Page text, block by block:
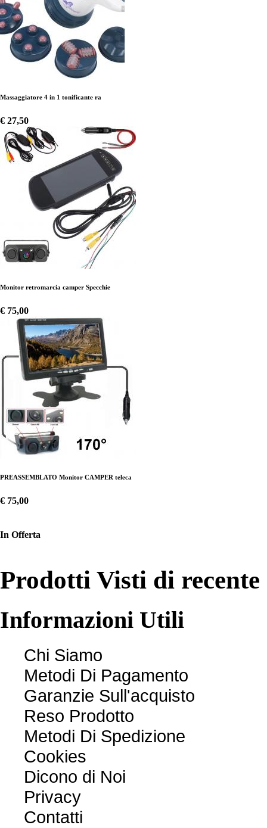
Massaggiatore 4 in 1 tonificante ra
€ 27,50
Monitor retromarcia camper Specchie
€ 75,00
PREASSEMBLATO Monitor CAMPER teleca
€ 75,00
In Offerta
Prodotti Visti di recente
Informazioni Utili
Chi Siamo
Metodi Di Pagamento
Garanzie Sull'acquisto
Reso Prodotto
Metodi Di Spedizione
Cookies
Dicono di Noi
Privacy
Contatti